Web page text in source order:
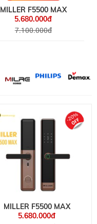
MILLER F5500 MAX
5.680.000đ
7.100.000đ
MILLER F5500 MAX
5.680.000đ
-20%